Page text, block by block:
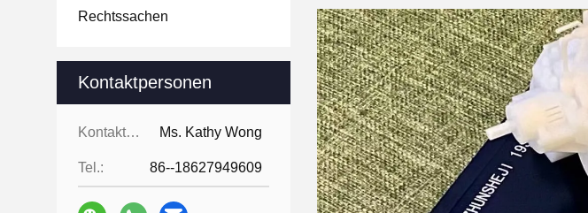
Rechtssachen
Kontaktpersonen
Kontaktpersonen: Ms. Kathy Wong
Tel.: 86--18627949609